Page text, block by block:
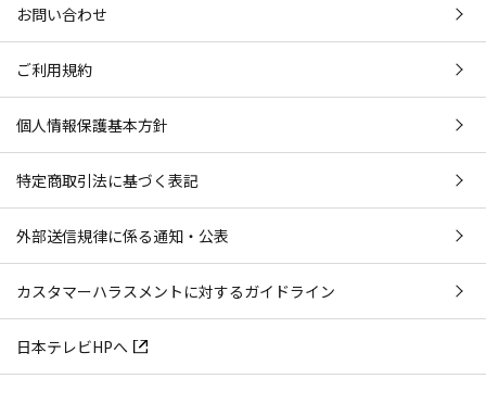
お問い合わせ
ご利用規約
個人情報保護基本方針
特定商取引法に基づく表記
外部送信規律に係る通知・公表
カスタマーハラスメントに対するガイドライン
日本テレビHPへ